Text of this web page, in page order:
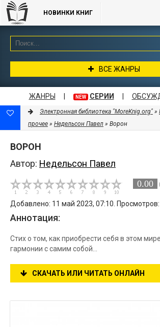
НОВИНКИ КНИГ
ВСЕ ЖАНРЫ
ЖАНРЫ NEW СЕРИИ
Электронная библиотека "MoreKnig.org" »
прочее » Недельсон Павел » Ворон
ВОРОН
Автор: Недельсон Павел
0.00
Добавлено: 11 май 2023, 07:10.
Аннотация:
Стих о том, как приобрести себя в этом
гармонии с самим собой…
СКАЧАТЬ ИЛИ ЧИТАТЬ ОНЛАЙН